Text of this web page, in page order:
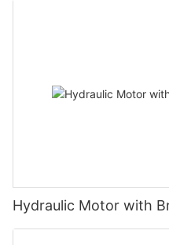
Hydraulic Motor with